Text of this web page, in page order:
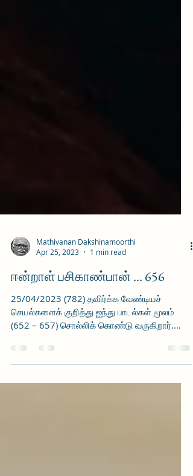
Mathivanan Dakshinamoorthi
Apr 25, 2023
1 min read
ஈன்றாள் பசிகாண்பான் ... 656
25/04/2023 (782) தவிர்க்க வேண்டியச்
செயல்களைக் குறித்து ஐந்து பாடல்கள் மூலம்
அதாவது, சுருக்கமாக,...